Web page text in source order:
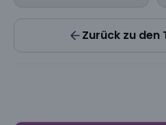
Zurück zu den